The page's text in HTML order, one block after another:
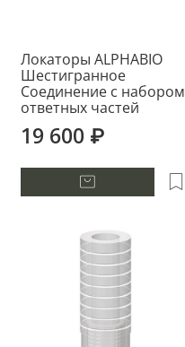
Локаторы ALPHABIO
Шестигранное
Соединение с набором
ответных частей
19 600 ₽